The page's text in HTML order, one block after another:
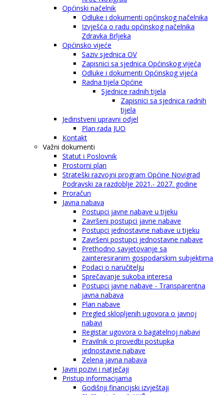
Općinski načelnik
Odluke i dokumenti općinskog načelnika
Izvješća o radu općinskog načelnika
Zdravka Brljeka
Općinsko vijeće
Saziv sjednica OV
Zapisnici sa sjednica Općinskog vijeća
Odluke i dokumenti Općinskog vijeća
Radna tijela Općine
Sjednice radnih tijela
Zapisnici sa sjednica radnih
tijela
Jedinstveni upravni odjel
Plan rada JUO
Kontakt
Važni dokumenti
Statut i Poslovnik
Prostorni plan
Strateški razvojni program Općine Novigrad
Podravski za razdoblje 2021.- 2027. godine
Proračun
Javna nabava
Postupci javne nabave u tijeku
Završeni postupci javne nabave
Postupci jednostavne nabave u tijeku
Završeni postupci jednostavne nabave
Prethodno savjetovanje sa
zainteresiranim gospodarskim subjektima
Podaci o naručitelju
Sprečavanje sukoba interesa
Postupci javne nabave - Transparentna
javna nabava
Plan nabave
Pregled sklopljenih ugovora o javnoj
nabavi
Registar ugovora o bagatelnoj nabavi
Pravilnik o provedbi postupka
jednostavne nabave
Zelena javna nabava
Javni pozivi i natječaji
Pristup informacijama
Godišnji financijski izvještaji